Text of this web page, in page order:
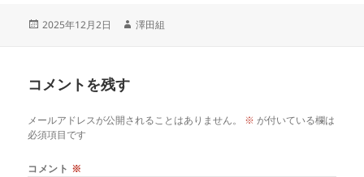
投
2025年12月2日
作
澤田組
コメントを残す
メールアドレスが公開されることはありません。 ※ が付いている欄は
必須項目です
コメント ※